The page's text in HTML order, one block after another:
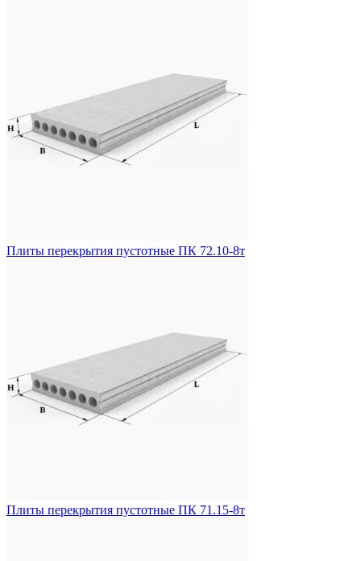
Плиты перекрытия пустотные ПК 72.10-8т
Плиты перекрытия пустотные ПК 71.15-8т